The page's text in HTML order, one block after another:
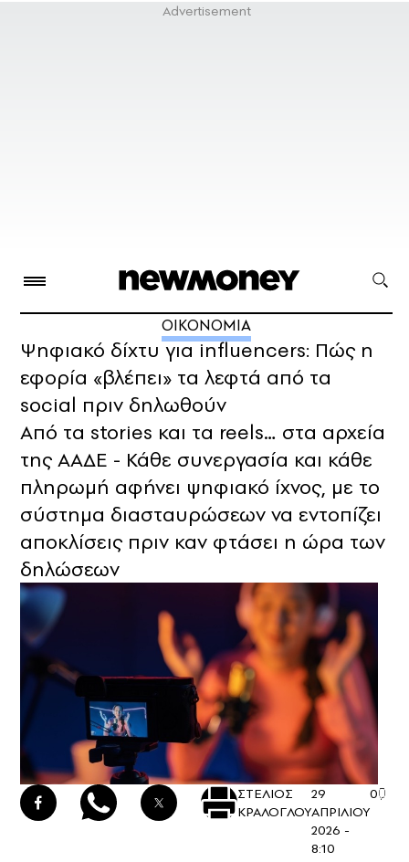
ΟΙΚΟΝΟΜΙΑ
Ψηφιακό δίχτυ για influencers: Πώς η
εφορία «βλέπει» τα λεφτά από τα
social πριν δηλωθούν
Από τα stories και τα reels… στα αρχεία
της ΑΑΔΕ - Κάθε συνεργασία και κάθε
πληρωμή αφήνει ψηφιακό ίχνος, με το
σύστημα διασταυρώσεων να εντοπίζει
αποκλίσεις πριν καν φτάσει η ώρα των
δηλώσεων
ΣΤΕΛΙΟΣ
ΚΡΑΛΟΓΛΟΥ
29
ΑΠΡΙΛΙΟΥ
2026 -
8:10
0